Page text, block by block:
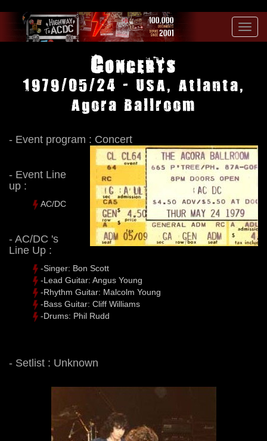
Concerts
1979/05/24 - USA, Atlanta,
Agora Ballroom
- Event program : Concert
- Event Line
up :
AC/DC
- AC/DC 's
Line Up :
-Singer: Bon Scott
-Lead Guitar: Angus Young
-Rhythm Guitar: Malcolm Young
-Bass Guitar: Cliff Williams
-Drums: Phil Rudd
- Setlist : Unknown